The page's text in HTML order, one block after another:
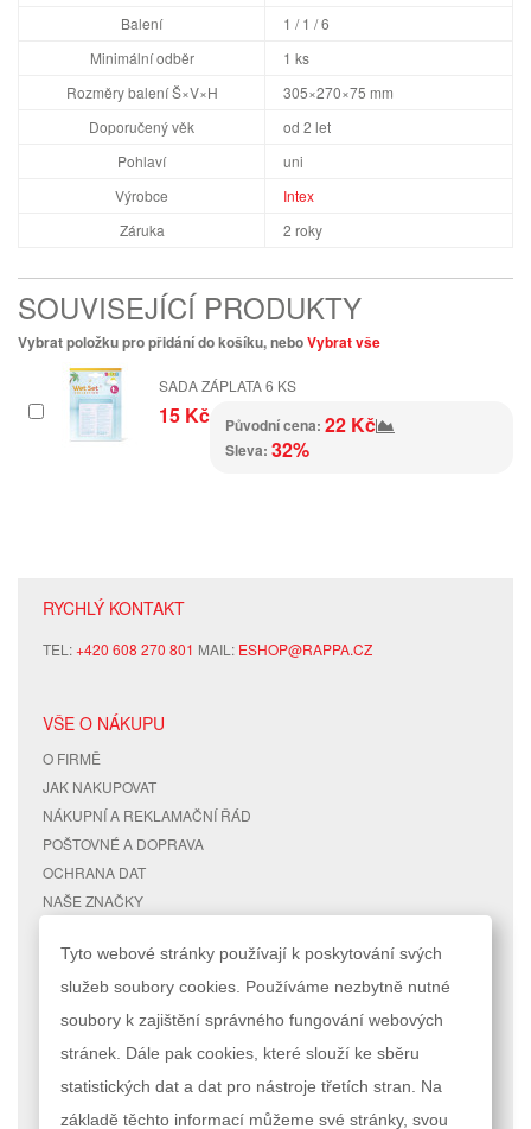
Balení
1 / 1 / 6
Minimální odběr
1 ks
Rozměry balení Š×V×H
305×270×75 mm
Doporučený věk
od 2 let
Pohlaví
uni
Výrobce
Intex
Záruka
2 roky
SOUVISEJÍCÍ PRODUKTY
Vybrat položku pro přidání do košíku, neboVybrat vše
SADA ZÁPLATA 6 KS
15 Kč Původní cena: 22 Kč
Sleva: 32%
RYCHLÝ KONTAKT
TEL:+420 608 270 801 MAIL: ESHOP@RAPPA.CZ
VŠE O NÁKUPU
O FIRMĚ
JAK NAKUPOVAT
NÁKUPNÍ A REKLAMAČNÍ ŘÁD
POŠTOVNÉ A DOPRAVA
OCHRANA DAT
NAŠE ZNAČKY
RYCHLÉ ODKAZY
MAPA STRÁNEK
VYHLEDÁVANÉ TERMÍNY
POKROČILÉ VYHLEDÁVÁNÍ
ÚČET
MŮJ ÚČET
STAV OBJEDNÁVKY
Tyto webové stránky používají k poskytování svých
služeb soubory cookies. Používáme nezbytně nutné
soubory k zajištění správného fungování webových
stránek. Dále pak cookies, které slouží ke sběru
statistických dat a dat pro nástroje třetích stran. Na
základě těchto informací můžeme své stránky, svou